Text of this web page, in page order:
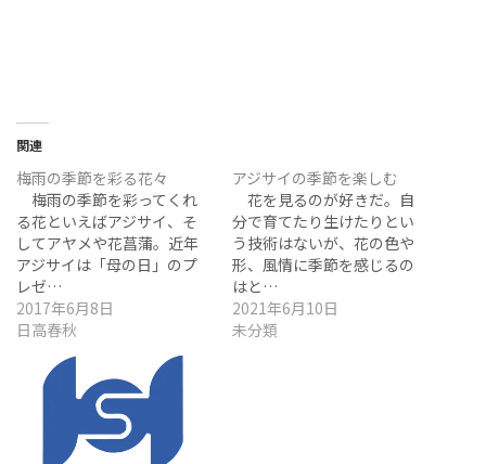
関連
梅雨の季節を彩る花々
梅雨の季節を彩ってくれ
る花といえばアジサイ、そ
してアヤメや花菖蒲。近年
アジサイは「母の日」のプ
レゼ…
2017年6月8日
日高春秋
アジサイの季節を楽しむ
花を見るのが好きだ。自
分で育てたり生けたりとい
う技術はないが、花の色や
形、風情に季節を感じるの
はと…
2021年6月10日
未分類